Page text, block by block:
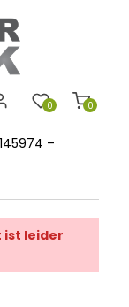
0
0
–
ist leider